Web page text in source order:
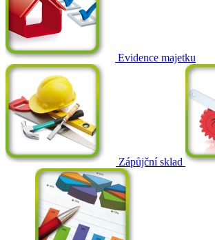
Evidence majetku
Zápůjční sklad